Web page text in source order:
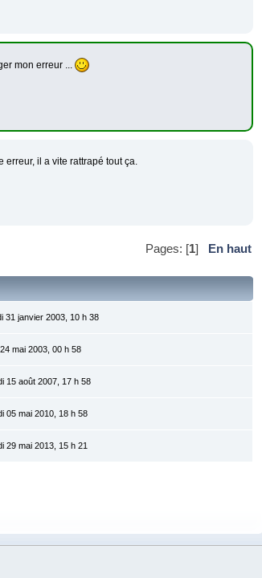
mon erreur ...
il a vite rattrapé tout ça.
Pages: [1] En haut
31 janvier 2003, 10 h 38
mai 2003, 00 h 58
15 août 2007, 17 h 58
05 mai 2010, 18 h 58
29 mai 2013, 15 h 21